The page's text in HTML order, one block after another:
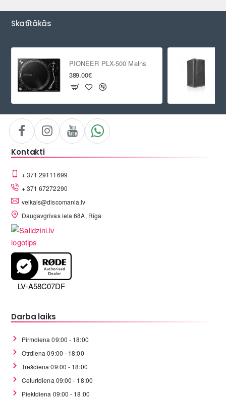
Skatītākās
PIONEER PLX-500 Melns
389.00€
Kontakti
+ 371 29111699
+ 371 67272290
veikals@discomania.lv
Daugavgrīvas iela 68A, Rīga
LV-A58C07DF
Darba laiks
Pirmdiena 09:00 - 18:00
Otrdiena 09:00 - 18:00
Trešdiena 09:00 - 18:00
Ceturtdiena 09:00 - 18:00
Piektdiena 09:00 - 18:00